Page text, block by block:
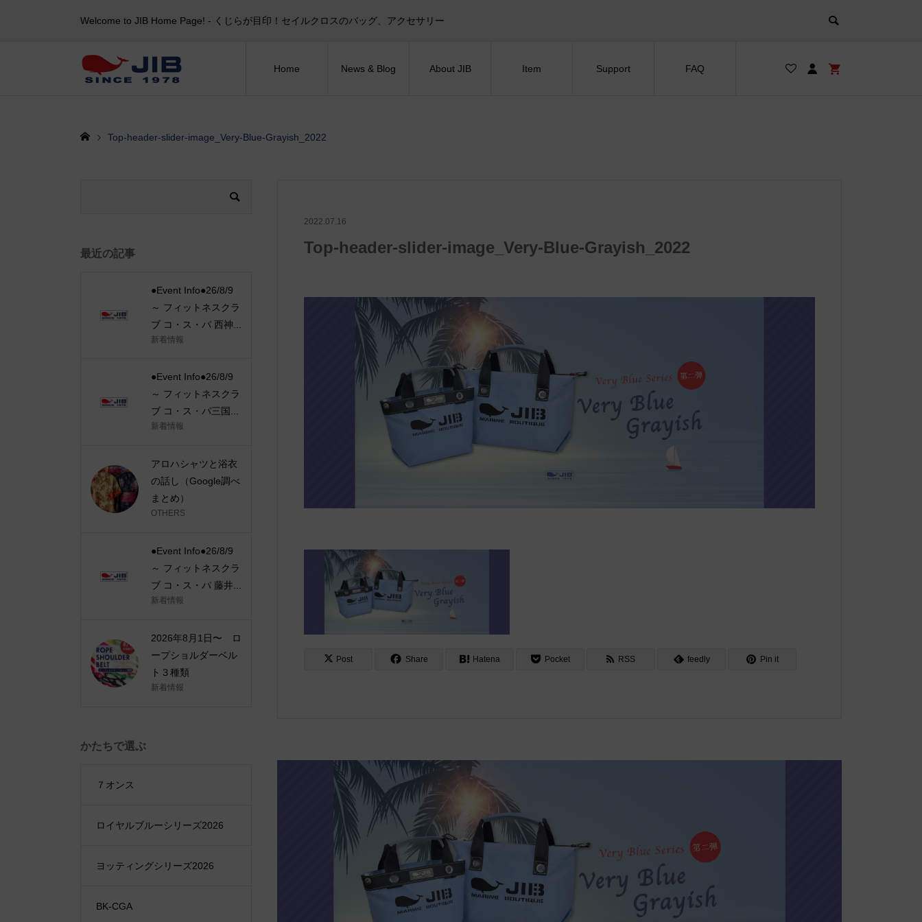
Welcome to JIB Home Page! ‐ くじらが目印！セイルクロスのバッグ、アクセサリー
Home News & Blog About JIB Item Support FAQ
Top-header-slider-image_Very-Blue-Grayish_2022
2022.07.16
Top-header-slider-image_Very-Blue-Grayish_2022
Post Share Hatena Pocket RSS feedly Pin it
最近の記事
●Event Info●26/8/9
～ フィットネスクラ
ブ コ・ス・パ 西神...
新着情報
●Event Info●26/8/9
～ フィットネスクラ
ブ コ・ス・パ三国...
新着情報
アロハシャツと浴衣
の話し（Google調べ
まとめ）
OTHERS
●Event Info●26/8/9
～ フィットネスクラ
ブ コ・ス・パ 藤井...
新着情報
2026年8月1日〜 ロ
ープショルダーベル
ト３種類
新着情報
かたちで選ぶ
７オンス
ロイヤルブルーシリーズ2026
ヨッティングシリーズ2026
BK-CGA